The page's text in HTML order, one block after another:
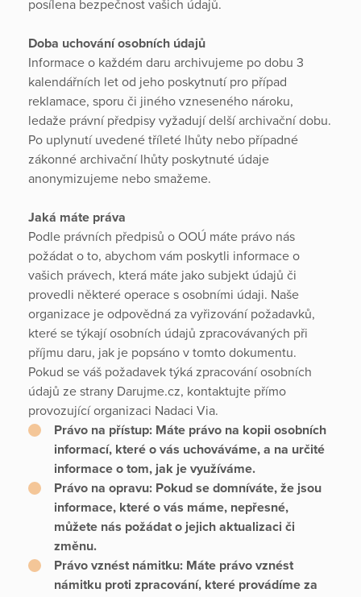
posílena bezpečnost vašich údajů.
Doba uchování osobních údajů
Informace o každém daru archivujeme po dobu 3
kalendářních let od jeho poskytnutí pro případ
reklamace, sporu či jiného vzneseného nároku,
ledaže právní předpisy vyžadují delší archivační dobu.
Po uplynutí uvedené tříleté lhůty nebo případné
zákonné archivační lhůty poskytnuté údaje
anonymizujeme nebo smažeme.
Jaká máte práva
Podle právních předpisů o OOÚ máte právo nás
požádat o to, abychom vám poskytli informace o
vašich právech, která máte jako subjekt údajů či
provedli některé operace s osobními údaji. Naše
organizace je odpovědná za vyřizování požadavků,
které se týkají osobních údajů zpracovávaných při
příjmu daru, jak je popsáno v tomto dokumentu.
Pokud se váš požadavek týká zpracování osobních
údajů ze strany Darujme.cz, kontaktujte přímo
provozující organizaci Nadaci Via.
Právo na přístup: Máte právo na kopii osobních
informací, které o vás uchováváme, a na určité
informace o tom, jak je využíváme.
Právo na opravu: Pokud se domníváte, že jsou
informace, které o vás máme, nepřesné,
můžete nás požádat o jejich aktualizaci či
změnu.
Právo vznést námitku: Máte právo vznést
námitku proti zpracování, které provádíme za